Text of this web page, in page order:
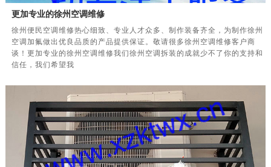
更加专业的徐州空调维修
徐州便民空调维修热心细致、专业人才众多、制作装备齐全，为制作徐州
空调加氟做出优良品质的产品提供保证。敬请很多徐州空调维修客户商
谈！更加专业的徐州空调维修我们徐州空调拆装的成就少不了你的支持和
信任，我们希望我